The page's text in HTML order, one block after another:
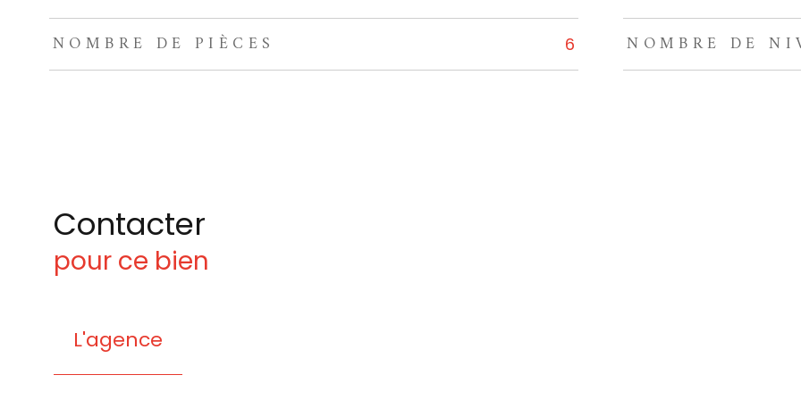
NOMBRE DE PIÈCES 6 NOMBRE DE
Contacter
pour ce bien
L'agence